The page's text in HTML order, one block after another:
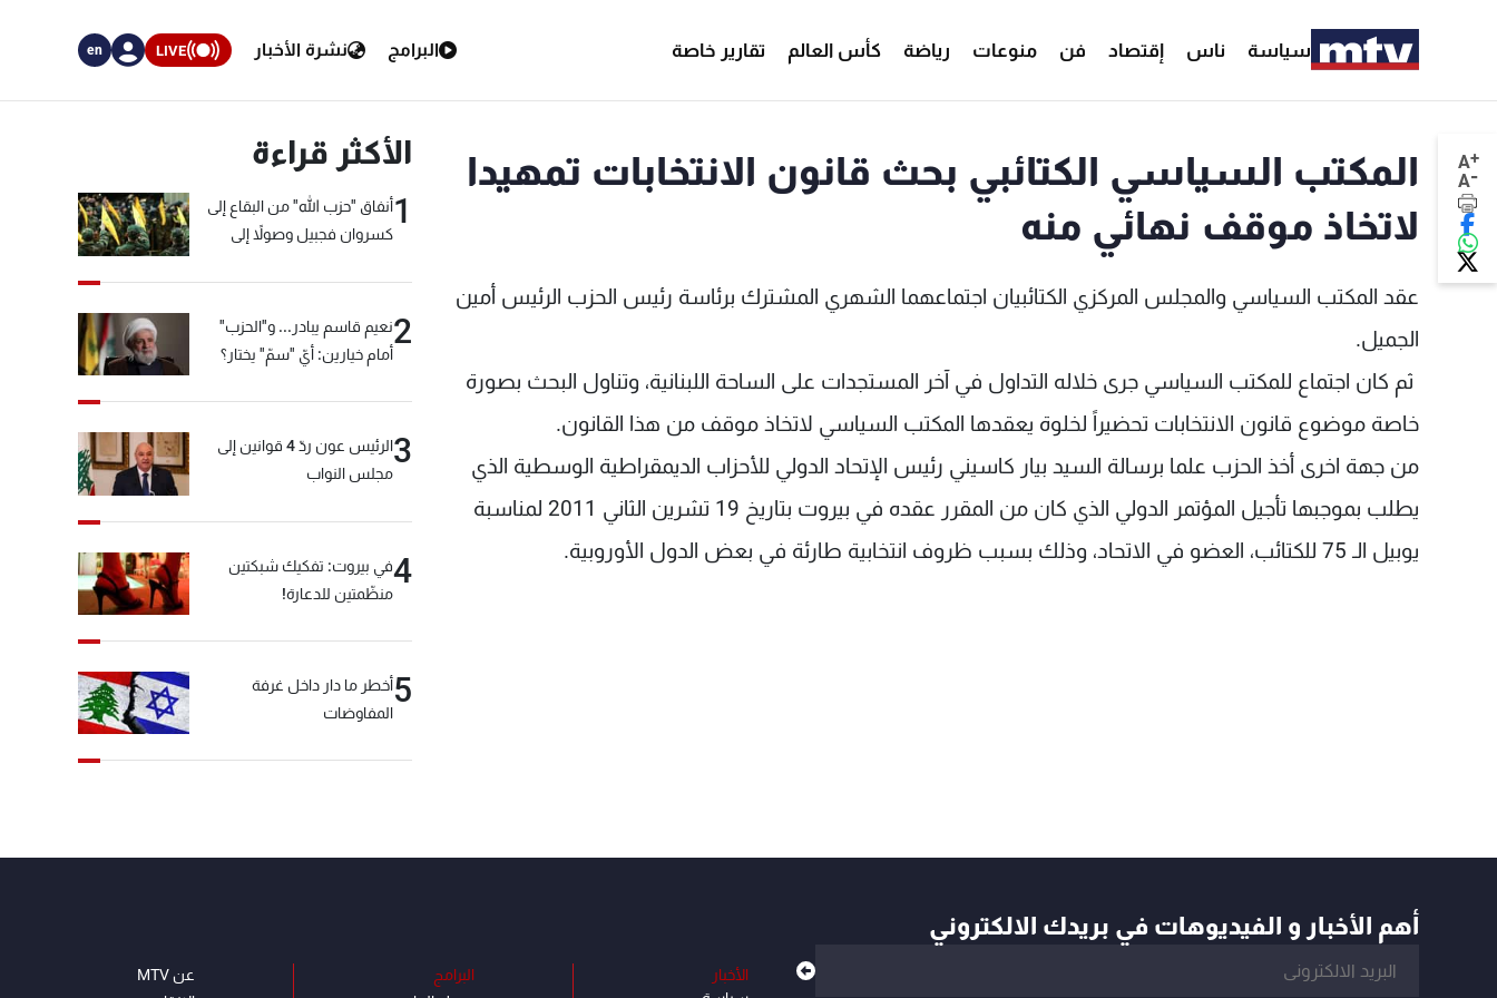
سياسة ناس إقتصاد فن منوعات رياضة كأس العالم تقارير خاصة البرامج نشرة الأخبار LIVE
en
A+
A-
المكتب السياسي الكتائبي بحث قانون الانتخابات تمهيدا
لاتخاذ موقف نهائي منه
عقد المكتب السياسي والمجلس المركزي الكتائبيان اجتماعهما الشهري المشترك برئاسة رئيس الحزب الرئيس أمين
الجميل.
ثم كان اجتماع للمكتب السياسي جرى خلاله التداول في آخر المستجدات على الساحة اللبنانية، وتناول البحث بصورة
خاصة موضوع قانون الانتخابات تحضيراً لخلوة يعقدها المكتب السياسي لاتخاذ موقف من هذا القانون.
من جهة اخرى أخذ الحزب علما برسالة السيد بيار كاسيني رئيس الإتحاد الدولي للأحزاب الديمقراطية الوسطية الذي
يطلب بموجبها تأجيل المؤتمر الدولي الذي كان من المقرر عقده في بيروت بتاريخ 19 تشرين الثاني 2011 لمناسبة
يوبيل الـ 75 للكتائب، العضو في الاتحاد، وذلك بسبب ظروف انتخابية طارئة في بعض الدول الأوروبية.
الأكثر قراءة
1أنفاق "حزب الله" من البقاع إلى
كسروان فجبيل وصولاً إلى
2نعيم قاسم يبادر... و"الحزب"
أمام خيارين: أيّ "سمّ" يختار؟
3
الرئيس عون ردّ 4 قوانين إلى
مجلس النواب
4في بيروت: تفكيك شبكتين
منظّمتين للدعارة!
5أخطر ما دار داخل غرفة
المفاوضات
أهم الأخبار و الفيديوهات في بريدك الالكتروني
الأخبار
البرامج
عن MTV